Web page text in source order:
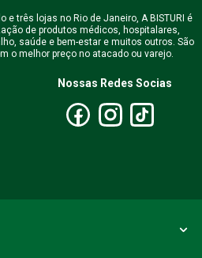
e três lojas no Rio de Janeiro, A BISTURI é
de produtos médicos, hospitalares,
saúde e bem-estar e muitos outros. São
o melhor preço no atacado ou varejo.
Nossas Redes Socias